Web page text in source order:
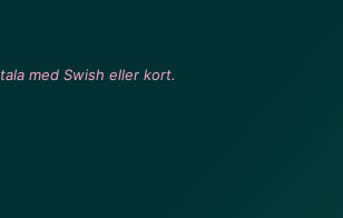
med Swish eller kort.